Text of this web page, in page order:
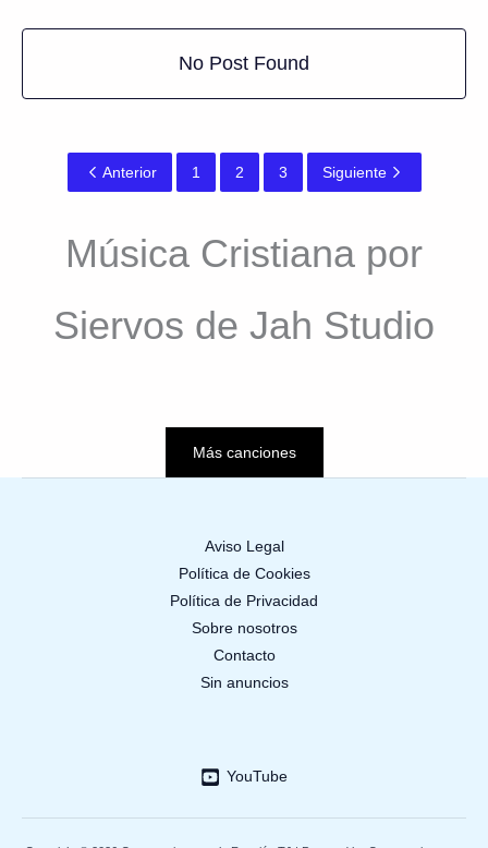
No Post Found
Anterior 1 2 3 Siguiente
Música Cristiana por
Siervos de Jah Studio
Más canciones
Aviso Legal
Política de Cookies
Política de Privacidad
Sobre nosotros
Contacto
Sin anuncios
YouTube